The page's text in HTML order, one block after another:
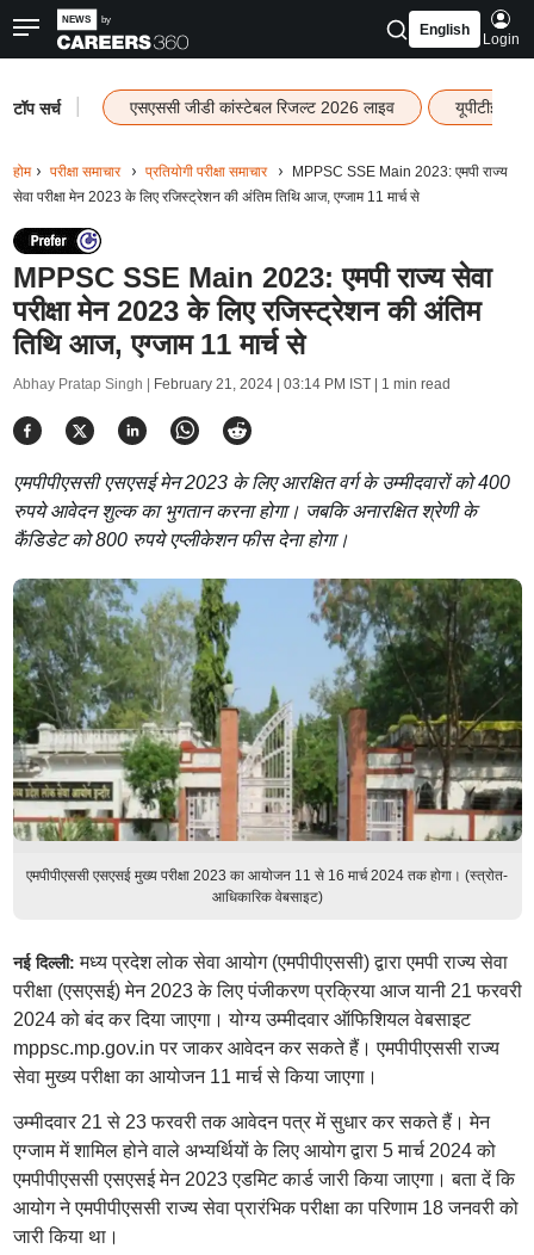
English
Login
टॉप सर्च एसएससी जीडी कांस्टेबल रिजल्ट 2026 लाइव यूपीटीईटी
होम परीक्षा समाचार प्रतियोगी परीक्षा समाचार
MPPSC SSE Main 2023: एमपी राज्य
सेवा परीक्षा मेन 2023 के लिए रजिस्ट्रेशन की अंतिम तिथि आज, एग्जाम 11 मार्च से
MPPSC SSE Main 2023: एमपी राज्य सेवा
परीक्षा मेन 2023 के लिए रजिस्ट्रेशन की अंतिम
तिथि आज, एग्जाम 11 मार्च से
Abhay Pratap Singh | February 21, 2024 | 03:14 PM IST| 1 min read
एमपीपीएससी एसएसई मेन 2023 के लिए आरक्षित वर्ग के उम्मीदवारों को 400
रुपये आवेदन शुल्क का भुगतान करना होगा। जबकि अनारक्षित श्रेणी के
कैंडिडेट को 800 रुपये एप्लीकेशन फीस देना होगा।
एमपीपीएससी एसएसई मुख्य परीक्षा 2023 का आयोजन 11 से 16 मार्च 2024 तक होगा। (स्त्रोत-
आधिकारिक वेबसाइट)
नई दिल्ली: मध्य प्रदेश लोक सेवा आयोग (एमपीपीएससी) द्वारा एमपी राज्य सेवा
परीक्षा (एसएसई) मेन 2023 के लिए पंजीकरण प्रक्रिया आज यानी 21 फरवरी
2024 को बंद कर दिया जाएगा। योग्य उम्मीदवार ऑफिशियल वेबसाइट
mppsc.mp.gov.in पर जाकर आवेदन कर सकते हैं। एमपीपीएससी राज्य
सेवा मुख्य परीक्षा का आयोजन 11 मार्च से किया जाएगा।
उम्मीदवार 21 से 23 फरवरी तक आवेदन पत्र में सुधार कर सकते हैं। मेन
एग्जाम में शामिल होने वाले अभ्यर्थियों के लिए आयोग द्वारा 5 मार्च 2024 को
एमपीपीएससी एसएसई मेन 2023 एडमिट कार्ड जारी किया जाएगा। बता दें कि
आयोग ने एमपीपीएससी राज्य सेवा प्रारंभिक परीक्षा का परिणाम 18 जनवरी को
जारी किया था।